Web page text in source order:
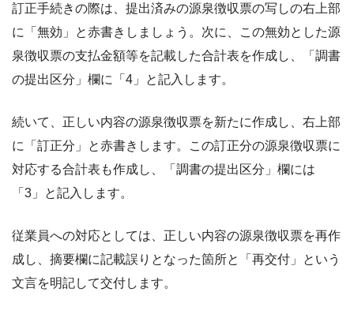
訂正手続きの際は、提出済みの源泉徴収票の写しの右上部
に「無効」と赤書きしましょう。次に、この無効とした源
泉徴収票の支払金額等を記載した合計表を作成し、「調書
の提出区分」欄に「4」と記入します。
続いて、正しい内容の源泉徴収票を新たに作成し、右上部
に「訂正分」と赤書きします。この訂正分の源泉徴収票に
対応する合計表も作成し、「調書の提出区分」欄には
「3」と記入します。
従業員への対応としては、正しい内容の源泉徴収票を再作
成し、摘要欄に記載誤りとなった箇所と「再交付」という
文言を明記して交付します。